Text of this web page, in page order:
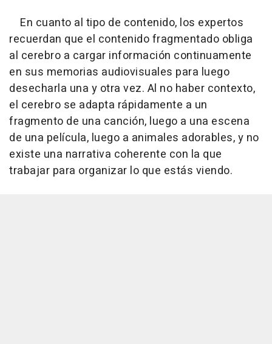
En cuanto al tipo de contenido, los expertos
recuerdan que el contenido fragmentado obliga
al cerebro a cargar información continuamente
en sus memorias audiovisuales para luego
desecharla una y otra vez. Al no haber contexto,
el cerebro se adapta rápidamente a un
fragmento de una canción, luego a una escena
de una película, luego a animales adorables, y no
existe una narrativa coherente con la que
trabajar para organizar lo que estás viendo.